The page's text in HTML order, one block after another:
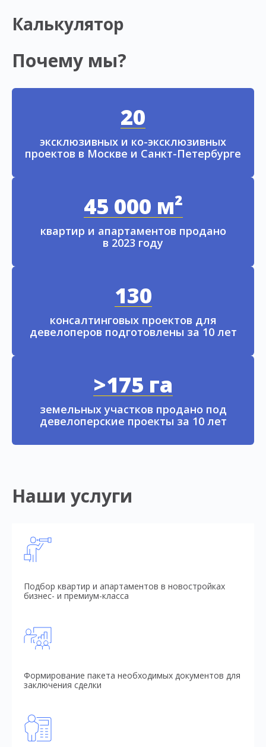
Калькулятор
Почему мы?
20
эксклюзивных и ко-эксклюзивных
проектов в Москве и Санкт-Петербурге
45 000 м²
квартир и апартаментов продано
в 2023 году
130
консалтинговых проектов для
девелоперов подготовлены за 10 лет
>175 га
земельных участков продано под
девелоперские проекты за 10 лет
Наши услуги
Подбор квартир и апартаментов в новостройках
бизнес- и премиум-класса
Формирование пакета необходимых документов для
заключения сделки